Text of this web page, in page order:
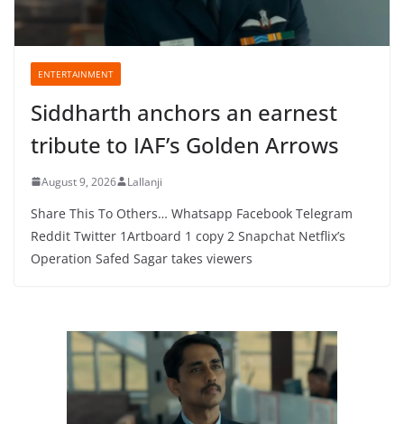
ENTERTAINMENT
Siddharth anchors an earnest
tribute to IAF’s Golden Arrows
August 9, 2026 Lallanji
Share This To Others… Whatsapp Facebook Telegram
Reddit Twitter 1Artboard 1 copy 2 Snapchat Netflix’s
Operation Safed Sagar takes viewers